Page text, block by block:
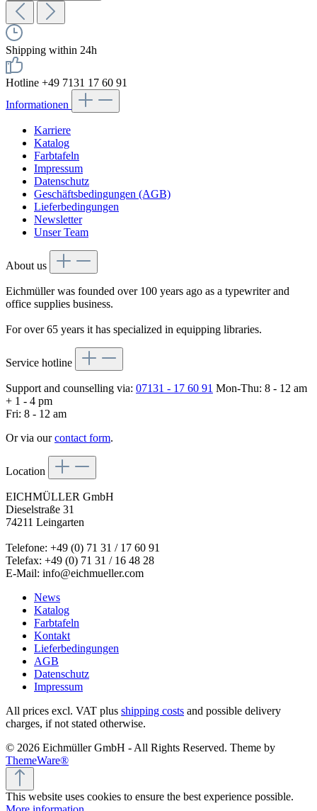
Shipping within 24h
Hotline +49 7131 17 60 91
Informationen
Karriere
Katalog
Farbtafeln
Impressum
Datenschutz
Geschäftsbedingungen (AGB)
Lieferbedingungen
Newsletter
Unser Team
About us
Eichmüller was founded over 100 years ago as a typewriter and
office supplies business.
For over 65 years it has specialized in equipping libraries.
Service hotline
Support and counselling via: 07131 - 17 60 91 Mon-Thu: 8 - 12 am
+ 1 - 4 pm
Fri: 8 - 12 am
Or via ourcontact form.
Location
EICHMÜLLER GmbH
Dieselstraße 31
74211 Leingarten
Telefone: +49 (0) 71 31 / 17 60 91
Telefax: +49 (0) 71 31 / 16 48 28
E-Mail: info@eichmueller.com
News
Katalog
Farbtafeln
Kontakt
Lieferbedingungen
AGB
Datenschutz
Impressum
All prices excl. VAT plus shipping costs and possible delivery
charges, if not stated otherwise.
© 2026 Eichmüller GmbH - All Rights Reserved. Theme by
ThemeWare®
This website uses cookies to ensure the best experience possible.